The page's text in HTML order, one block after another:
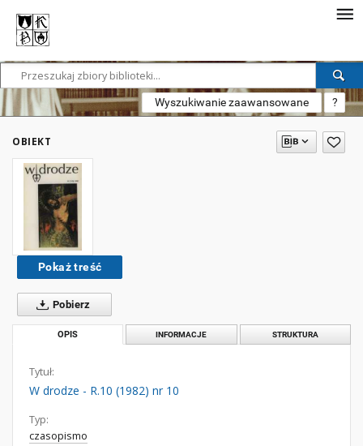
Wyszukiwanie zaawansowane ?
OBIEKT
Pokaż treść
Pobierz
OPIS INFORMACJE STRUKTURA
Tytuł:
W drodze - R.10 (1982) nr 10
Typ:
czasopismo